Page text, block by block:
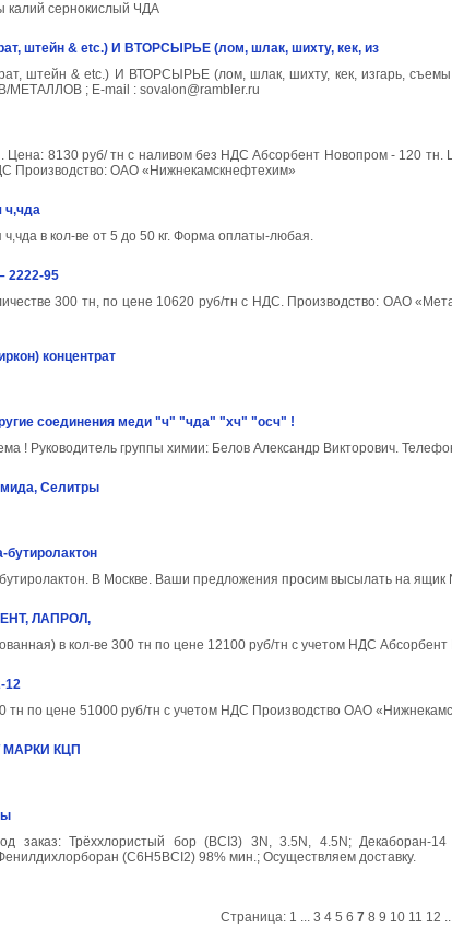
калий сернокислый ЧДА
штейн & etc.) И ВТОРСЫРЬЕ (лом, шлак, шихту, кек, из
штейн & etc.) И ВТОРСЫРЬЕ (лом, шлак, шихту, кек, изгарь,
; E-mail : sovalon@rambler.ru
Цена: 8130 руб/ тн с наливом без НДС Абсорбент Новопром - 120
Производство: ОАО «Нижнекамскнефтехим»
ч,чда
в кол-ве от 5 до 50 кг. Форма оплаты-любая.
2222-95
300 тн, по цене 10620 руб/тн с НДС. Производство: ОАО
концентрат
соединения меди "ч" "чда" "хч" "осч" !
! Руководитель группы химии: Белов Александр Викторович.
Селитры
бутиролактон
В Москве. Ваши предложения просим высылать на ящик
ЛАПРОЛ,
в кол-ве 300 тн по цене 12100 руб/тн с учетом НДС
12
тн по цене 51000 руб/тн с учетом НДС Производство ОАО
КЦП
заказ: Трёххлористый бор (ВСI3) 3N, 3.5N, 4.5N;
(С6Н5ВСI2) 98% мин.; Осуществляем доставку.
Страница: 1 ... 3 4 5 6 7 8 9 10 11 12